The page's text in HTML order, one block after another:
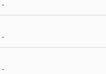
-
-
-